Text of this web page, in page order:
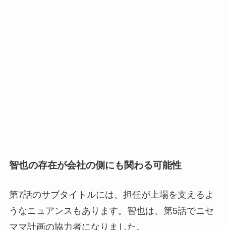
智也の存在が会社の側にも関わる可能性
第7話のサブタイトルには、担任が上場を支えるよ
うなニュアンスもあります。智也は、第5話でニセ
ママ計画の協力者になりました。